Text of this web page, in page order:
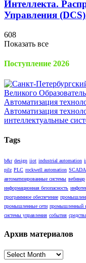
Интеллекта.
Управления
608
Показать все
Поступление 2026
Tags
b&r design iiot industrial automation
pilz PLC rockwell automation SCADA
автоматизированные системы вебинар
информационная безопасность
программное обеспечение
промышленные сети промышленный
системы управления события
Архив материалов
Архив